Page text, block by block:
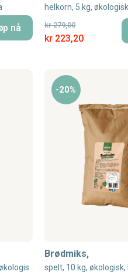
nå
helkorn, 5 kg,
Special Price
kr 223,20
kr 279,00
-20%
Brødmiks,
spelt, 10 kg, økologisk,